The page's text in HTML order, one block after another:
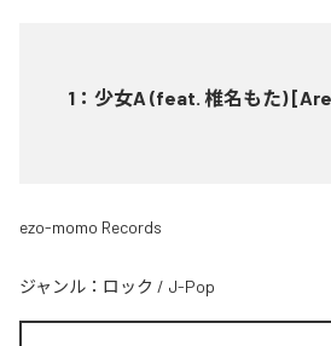
1 ： 少女A (feat. 椎名もた)
ezo-momo Records
ジャンル： ロック / J-Pop